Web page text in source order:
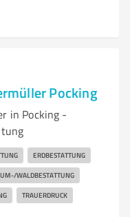
Pocking
in Pocking -
ERDBESTATTUNG
WALDBESTATTUNG
TRAUERDRUCK